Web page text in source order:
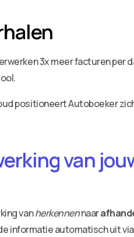
3x meer facturen per
positioneert Autoboeker
van
vanherkennennaar
informatie automatisch uit